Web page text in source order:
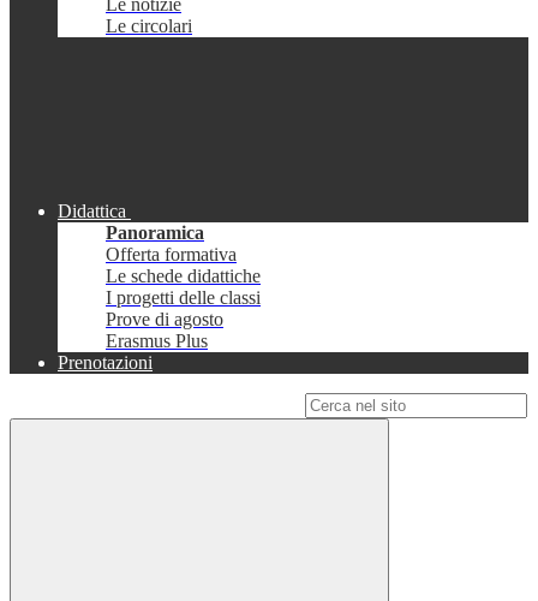
Le notizie
Le circolari
Didattica
Panoramica
Offerta formativa
Le schede didattiche
I progetti delle classi
Prove di agosto
Erasmus Plus
Prenotazioni